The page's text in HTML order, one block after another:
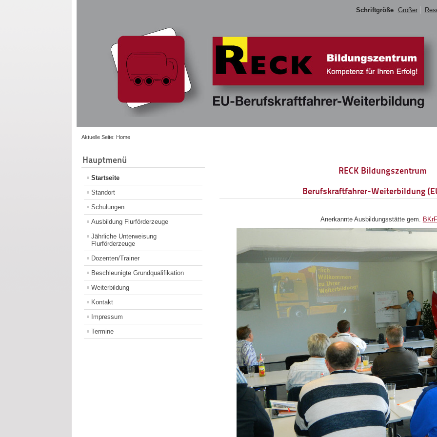
Schriftgröße Größer
Aktuelle Seite: Home
Hauptmenü
Startseite
Standort
Schulungen
Ausbildung Flurförderzeuge
Jährliche Unterweisung
Flurförderzeuge
Dozenten/Trainer
Beschleunigte Grundqualifikation
Weiterbildung
Kontakt
Impressum
Termine
RECK Bildungszentrum
Berufskraftfahrer-Weiterbildung
Anerkannte Ausbildungsstätte gem.